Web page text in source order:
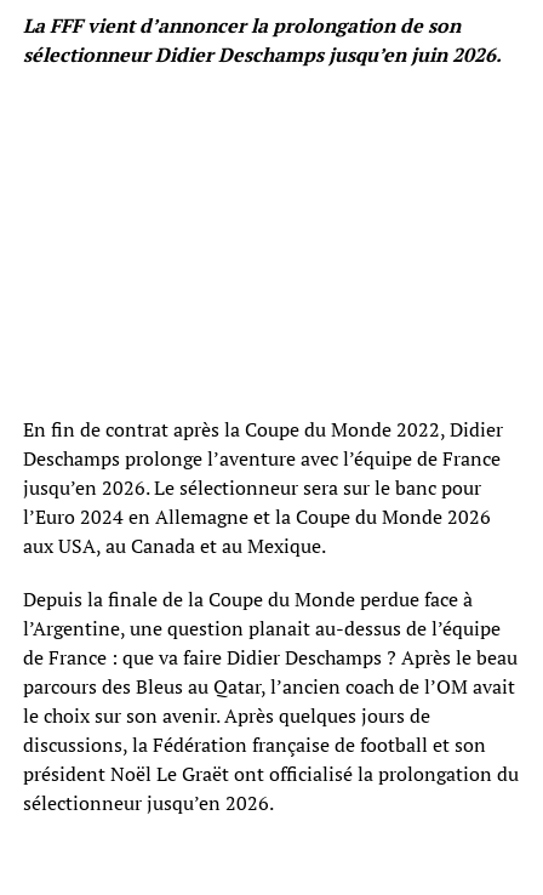
La FFF vient d’annoncer la prolongation de son
sélectionneur Didier Deschamps jusqu’en juin 2026.
En fin de contrat après la Coupe du Monde 2022, Didier
Deschamps prolonge l’aventure avec l’équipe de France
jusqu’en 2026. Le sélectionneur sera sur le banc pour
l’Euro 2024 en Allemagne et la Coupe du Monde 2026
aux USA, au Canada et au Mexique.
Depuis la finale de la Coupe du Monde perdue face à
l’Argentine, une question planait au-dessus de l’équipe
de France : que va faire Didier Deschamps ? Après le beau
parcours des Bleus au Qatar, l’ancien coach de l’OM avait
le choix sur son avenir. Après quelques jours de
discussions, la Fédération française de football et son
président Noël Le Graët ont officialisé la prolongation du
sélectionneur jusqu’en 2026.